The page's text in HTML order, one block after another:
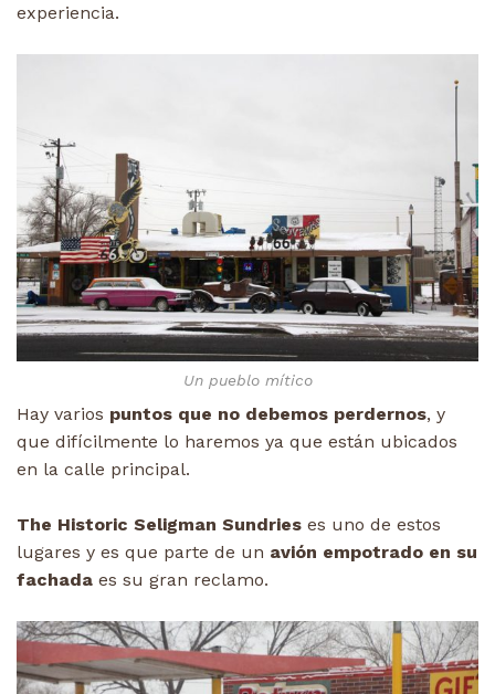
experiencia.
Un pueblo mítico
Hay varios puntos que no debemos perdernos, y
que difícilmente lo haremos ya que están ubicados
en la calle principal.
The Historic Seligman Sundries es uno de estos
lugares y es que parte de un avión empotrado en su
fachada es su gran reclamo.